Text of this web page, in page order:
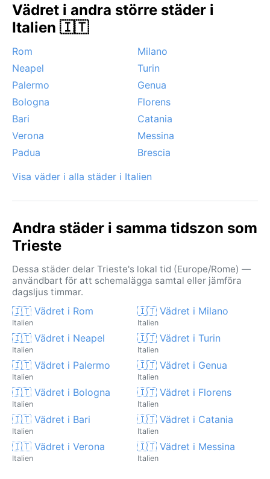
Vädret i andra större städer i
Italien 🇮🇹
Rom
Milano
Neapel
Turin
Palermo
Genua
Bologna
Florens
Bari
Catania
Verona
Messina
Padua
Brescia
Visa väder i alla städer i Italien
Andra städer i samma tidszon som
Trieste
Dessa städer delar Trieste's lokal tid (Europe/Rome) —
användbart för att schemalägga samtal eller jämföra
dagsljus timmar.
🇮🇹 Vädret i Rom
Italien
🇮🇹 Vädret i Milano
Italien
🇮🇹 Vädret i Neapel
Italien
🇮🇹 Vädret i Turin
Italien
🇮🇹 Vädret i Palermo
Italien
🇮🇹 Vädret i Genua
Italien
🇮🇹 Vädret i Bologna
Italien
🇮🇹 Vädret i Florens
Italien
🇮🇹 Vädret i Bari
Italien
🇮🇹 Vädret i Catania
Italien
🇮🇹 Vädret i Verona
Italien
🇮🇹 Vädret i Messina
Italien